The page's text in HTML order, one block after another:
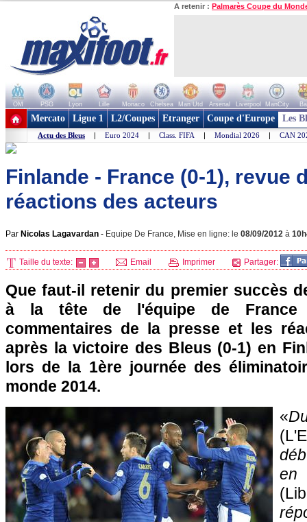
A retenir : Palmarès Coupe du
OM PSG Lyon Lille Monaco Chelsea Man Utd Arsenal Liverpool ManCity
+ de clubs
Mercato Ligue 1 L2/Coupes Etranger Coupe d'Europe Les
Actu des Bleus | Euro 2024 | Class. FIFA | Mondial 2026 | CAN
Finlande - France (0-1), revue
réactions des acteurs
Par Nicolas Lagavardan - Equipe De France, Mise en ligne: le 08/09/2012 à
Taille du texte: Email Imprimer Partager:
Que faut-il retenir du premier succès
à la tête de l'équipe de France
commentaires de la presse et les
après la victoire des Bleus (0-1) en
lors de la 1ère journée des
monde 2014.
«